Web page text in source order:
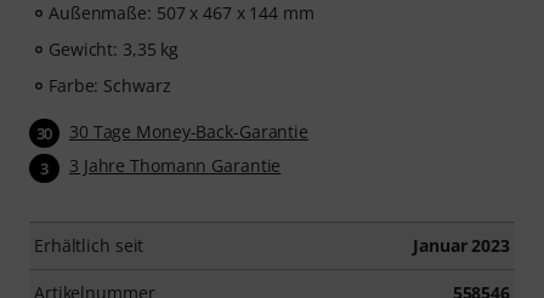
Außenmaße: 507 x 467 x 144 mm
Gewicht: 3,35 kg
Farbe: Schwarz
30 30 Tage Money-Back-Garantie
3 3 Jahre Thomann Garantie
Erhältlich seit Januar 2023
Artikelnummer 558546